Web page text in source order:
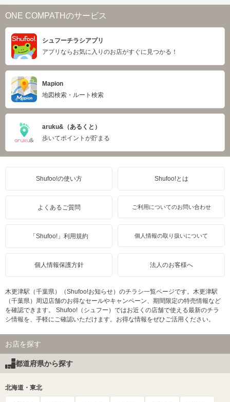
ONE COMPATHのサービス
シュフーチラシアプリ
アプリならお気に入りのお店がすぐに見つかる！
Mapion
地図検索・ルート検索
aruku&（あるくと）
歩いてポイントが貯まる
Shufoo!の使い方 Shufoo!とは
よくあるご質問 ご利用についてのお問い合わせ
「Shufoo!」利用規約 個人情報の取り扱いについて
個人情報保護方針 法人のお客様へ
木更津駅（千葉県）（Shufoo!お知らせ）のチラシ一覧ページです。木更津駅
（千葉県）周辺店舗のお得なセールやキャンペーン、期間限定の特売情報など
を確認できます。 Shufoo!（シュフー）ではお近くの店舗で使える最新のチラ
シ情報を、手軽にご確認いただけます。お得な情報をぜひご活用ください。
お店を探す
都道府県から探す
北海道・東北